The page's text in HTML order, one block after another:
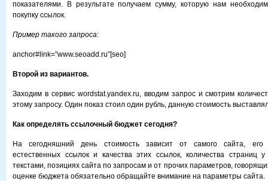
показателями. В результате получаем сумму, которую нам
покупку ссылок.
Пример такого запроса:
anchor#link=”www.seoadd.ru”[seo]
Второй из вариантов.
Заходим в сервис wordstat.yandex.ru, вводим запрос и смотрим
этому запросу. Один показ стоил один рубль, данную стоимость
Как определять ссылочный бюджет сегодня?
На сегодняшний день
стоимость зависит от самого сайта, его
естественных ссылок и качества этих ссылок, количества страниц
текстами, позициях сайта по запросам и от прочих параметров,
оценке бюджета обязательно обращайте внимание на параметры сайта.